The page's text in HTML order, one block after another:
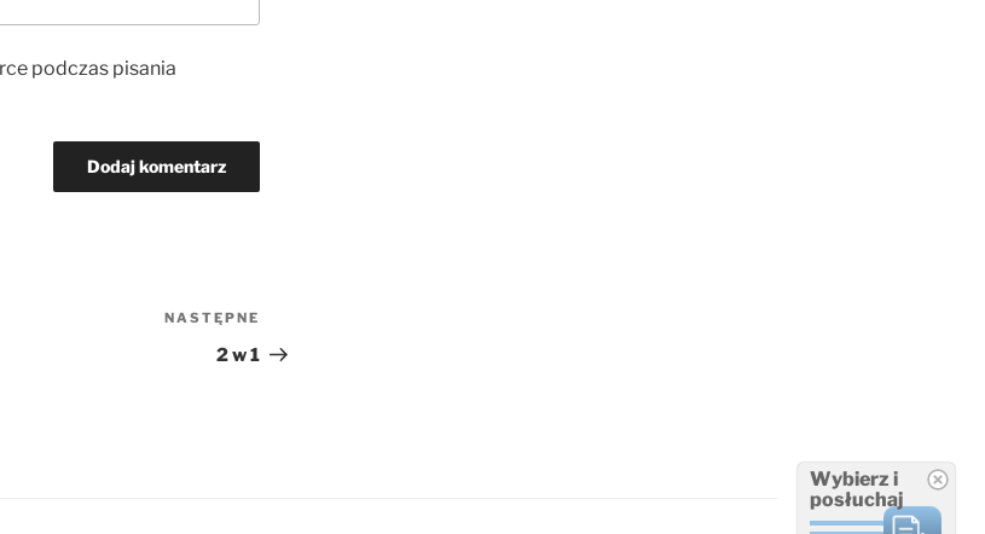
podczas pisania
wpis
NASTĘPNE
2 w 1
Wybierz i
posłuchaj